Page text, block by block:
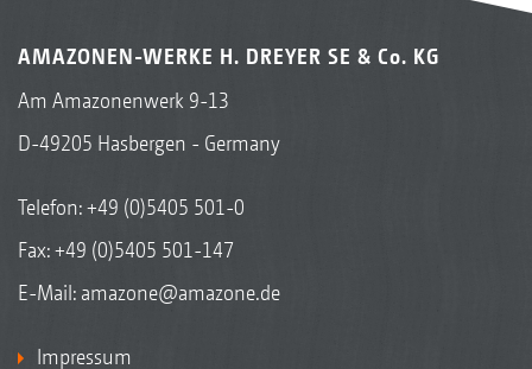
AMAZONEN-WERKE H. DREYER SE & Co. KG
Am Amazonenwerk 9-13
D-49205 Hasbergen - Germany
Telefon:+49 (0)5405 501-0
Fax: +49 (0)5405 501-147
E-Mail: amazone@amazone.de
Impressum